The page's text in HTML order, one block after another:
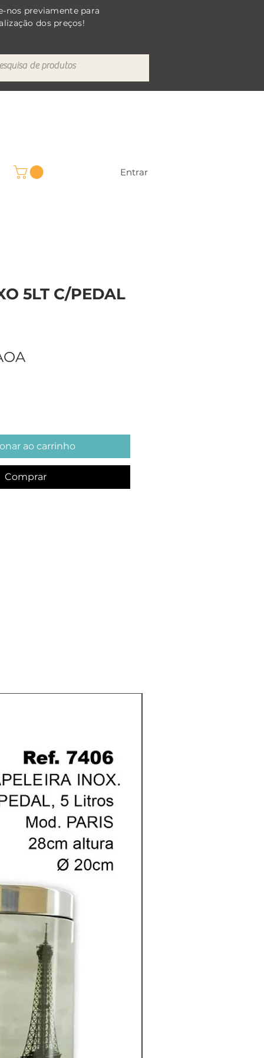
nos previamente para
dos preços!
Entrar
5LT C/PEDAL
Preço
ao carrinho
Comprar